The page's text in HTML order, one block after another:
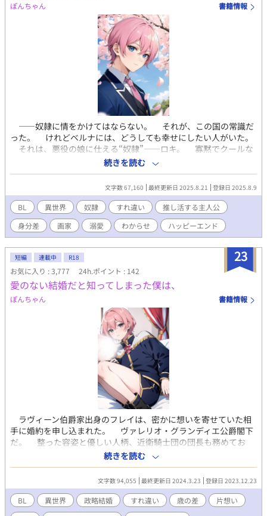
ぽんちゃん 書籍情報
――奴隷に情をかけてはならない。 それが、この国の常識だ
った。 けれどベルナには、どうしても幸せにしたい人がいた。
それは、悪役の娘に仕える“奴隷”――ロキ。 寡黙でクールな
ワイルド系イケメン。 彼は、ベルナの“推し”だった。 だが、
この国で奴隷に人間らしい扱いをすることは、許されない。 そ
こでベルナは画家として巨万の富を得て、グロリアーナの婚約者
に選ばれる。 そして傲慢な貴族になりきるベルナは、様々な手
を使ってロキを甘やかすことにした。 「君が一流品を身につけて
いなければ、グロリアーナ様が周りから舐められるだろう！」
（安心して！ お友達の分の服も買ってるよ！） 「食事はきちん
と摂っているのか？ グロリアーナ様を守るためにも、食事は三
食しっかりと摂るように」 （たくさんおかわりしていいから
ね！ お土産のプリンもあるから！） 「グロリアーナ様の護衛な
ら、伝説の剣くらい装備しておくべきだ」 （僕の手作りのお守り
付き！） 服を買い、食事を共にし、装備を贈る―― それはす
べて、ロキの幸せのため。 嫌われたってかまわない。 彼が笑
って生きてくれれば、それでいい。 ――推し一筋の青年によ
る、“全力溺愛ミッション”が、今はじまる。 竜狩り民族のワイ
ルド系イケメン × 好きな人の前でだけ、若干ぽんこつ（？）
な美青年 ※ R-18 エピローグ以降に予定。
続きを読む
文字数 67,160 最終更新日 2025.8.21 登録日 2025.8.9
BL 異世界 奴隷 すれ違い
推し活する主人公
身分差
画家 溺愛 わからせ ハッピーエンド
23
短編 連載中 R18
お気に入り : 3,777 24h.ポイント : 142
愛のない結婚だと知ってしまった僕は、
ぽんちゃん 書籍情報
ラヴィーン伯爵家出身のフレイは、密かに想いを寄せていた相
手に婚約を申し込まれた。 ヴァレリオ・グランディエ公爵閣下
だ。 整った容姿と優しい人柄、近衛騎士団の団長も務めてお
り、皆の憧れの的だった。 そして、フレイの両親の命の恩人で
もあった。 そんなヴァレリオとは、二回り年が離れており、絶
対に手の届かないはずの人だった。 だが、フレイはヴァレリオ
の婚約者に迎えられ、たくさんの贈り物をもらい、デートもし
た。 義父やグランディエ家に仕える誰しもに歓迎され、フレイ
は幸せの絶頂にいた。 しかし、初夜を放置されてしまったフレ
続きを読む
文字数 94,055 最終更新日 2024.3.23 登録日 2023.12.23
BL 異世界 政略結婚 すれ違い 歳の差
片想い